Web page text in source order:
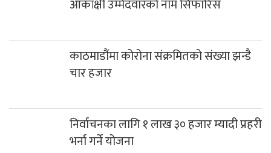
आकांक्षी उम्मेदवारको नाम सिफारिस
काठमाडौंमा कोरोना संक्रमितको संख्या झन्डै
चार हजार
निर्वाचनका लागि १ लाख ३० हजार म्यादी प्रहरी
भर्ना गर्ने योजना